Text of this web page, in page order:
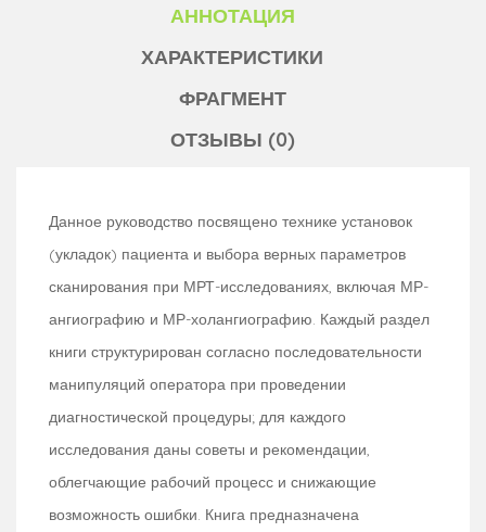
АННОТАЦИЯ
ХАРАКТЕРИСТИКИ
ФРАГМЕНТ
ОТЗЫВЫ (0)
Данное руководство посвящено технике установок
(укладок) пациента и выбора верных параметров
сканирования при МРТ-исследованиях, включая МР-
ангиографию и МР-холангиографию. Каждый раздел
книги структурирован согласно последовательности
манипуляций оператора при проведении
диагностической процедуры; для каждого
исследования даны советы и рекомендации,
облегчающие рабочий процесс и снижающие
возможность ошибки. Книга предназначена